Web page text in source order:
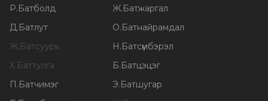
Р.Батболд Ж.Батжаргал
Д.Батлут О.Батнайрамдал
Ж.Батсуурь Н.Батсүмбэрэл
Х.Баттулга Б.Батцэцэг
П.Батчимэг Э.Батшугар